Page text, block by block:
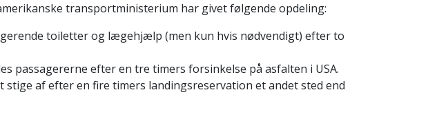
transportministerium har givet følgende opdeling:
toiletter og lægehjælp (men kun hvis nødvendigt) efter to
passagererne efter en tre timers forsinkelse på asfalten i USA.
stige af efter en fire timers landingsreservation et andet sted end